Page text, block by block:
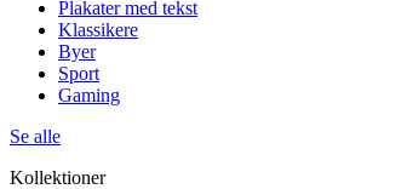
Plakater med tekst
Klassikere
Byer
Sport
Gaming
Se alle
Kollektioner